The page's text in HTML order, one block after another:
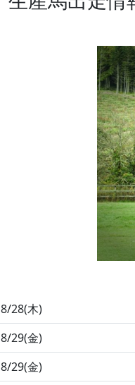
8/28(木)
8/29(金)
8/29(金)